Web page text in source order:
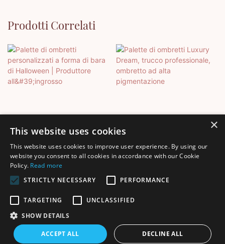
Prodotti Correlati
Palette Di Ombretti
Personalizzati A Forma Di
Bara Di Halloween |
Palette Di Ombretti Luxury
Professionale, Ombretto Ad
Copyright © 2026 Shenzhen Thincen Technology Co., Ltd. -
www.thincen.com | Mappa del sito
×
This website uses cookies
This website uses cookies to improve user experience. By using our
website you consent to all cookies in accordance with our Cookie
Policy. Read more
STRICTLY NECESSARY
PERFORMANCE
TARGETING
UNCLASSIFIED
SHOW DETAILS
ACCEPT ALL DECLINE ALL